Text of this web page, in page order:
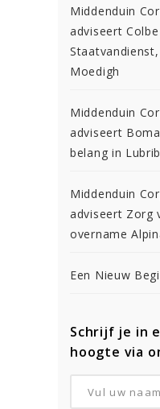
Middenduin
adviseert
Moedigh
Middenduin
adviseert
belang in
Middenduin
adviseert Zorg
overname
Een Nieuw
Schrijf je in
hoogte via